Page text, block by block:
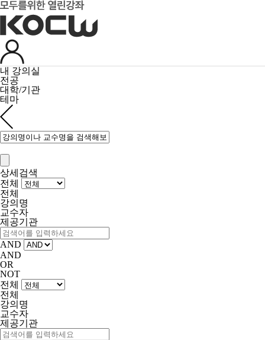
내 강의실
전공
대학/기관
테마
상세검색
전체
전체
강의명
교수자
제공기관
AND
AND
OR
NOT
전체
전체
강의명
교수자
제공기관